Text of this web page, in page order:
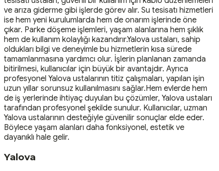
ve arıza giderme gibi işlerde görev alır. Su tesisatı hizmetleri
ise hem yeni kurulumlarda hem de onarım işlerinde öne
çıkar. Parke döşeme işlemleri, yaşam alanlarına hem şıklık
hem de kullanım kolaylığı kazandırır.Yalova ustaları, sahip
oldukları bilgi ve deneyimle bu hizmetlerin kısa sürede
tamamlanmasına yardımcı olur. İşlerin planlanan zamanda
bitirilmesi, kullanıcılar için büyük bir avantajdır. Ayrıca
profesyonel Yalova ustalarının titiz çalışmaları, yapılan işin
uzun yıllar sorunsuz kullanılmasını sağlar.Hem evlerde hem
de iş yerlerinde ihtiyaç duyulan bu çözümler, Yalova ustaları
tarafından profesyonel şekilde sunulur. Kullanıcılar, uzman
Yalova ustalarının desteğiyle güvenilir sonuçlar elde eder.
Böylece yaşam alanları daha fonksiyonel, estetik ve
dayanıklı hale gelir.
Yalova